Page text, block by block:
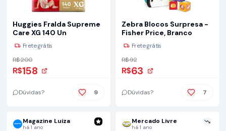
Huggies Fralda Supreme
Care XG 140 Un
Frete grátis
R$ 200
R$158
Dúvidas? 9
Zebra Blocos Surpresa -
Fisher Price, Branco
Frete grátis
R$ 92
R$63
Dúvidas? 7
Magazine Luiza
há 1 ano
Mercado Livre
há 1 ano